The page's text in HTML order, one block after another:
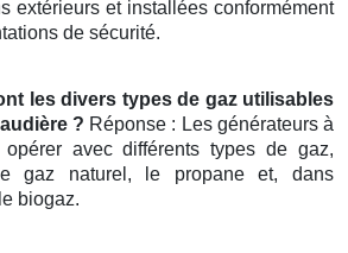
extérieurs et installées conformément
de sécurité.
les divers types de gaz utilisables
? Réponse : Les générateurs à
avec différents types de gaz,
gaz naturel, le propane et, dans
biogaz.